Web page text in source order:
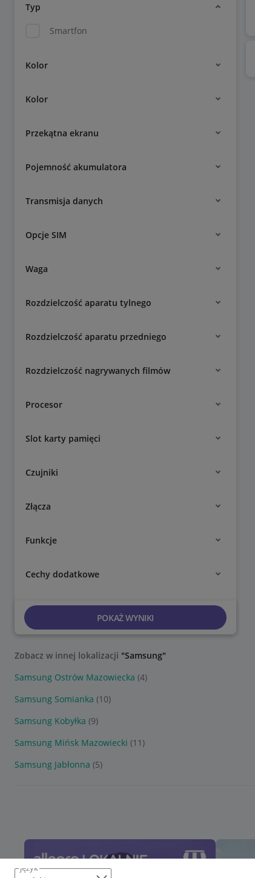
język
Typ
Smartfon
Kolor
Kolor
Przekątna ekranu
Pojemność akumulatora
Transmisja danych
Opcje SIM
Waga
Rozdzielczość aparatu tylnego
Rozdzielczość aparatu przedniego
Rozdzielczość nagrywanych filmów
Procesor
Slot karty pamięci
Czujniki
Złącza
Funkcje
Cechy dodatkowe
POKAŻ WYNIKI
Zobacz w innej lokalizacji "Samsung"
Samsung Ostrów Mazowiecka (4)
Samsung Somianka (10)
Samsung Kobyłka (9)
Samsung Mińsk Mazowiecki (11)
Samsung Jabłonna (5)